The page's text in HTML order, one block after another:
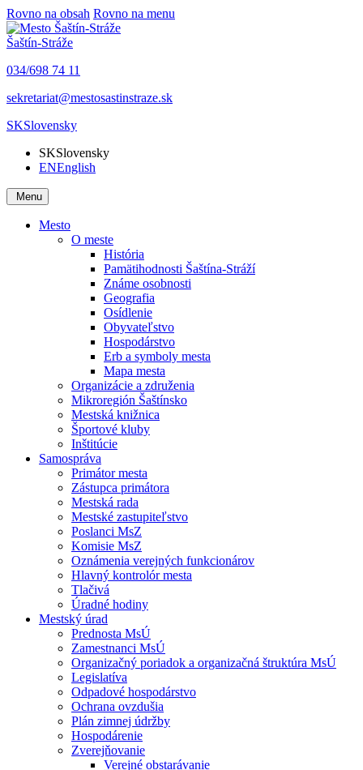
Rovno na obsah Rovno na menu
Šaštín-Stráže
034/698 74 11
sekretariat@mestosastinstraze.sk
SKSlovensky
SKSlovensky
ENEnglish
Menu
Mesto
O meste
História
Pamätihodnosti Šaštína-Stráží
Známe osobnosti
Geografia
Osídlenie
Obyvateľstvo
Hospodárstvo
Erb a symboly mesta
Mapa mesta
Organizácie a združenia
Mikroregión Šaštínsko
Mestská knižnica
Športové kluby
Inštitúcie
Samospráva
Primátor mesta
Zástupca primátora
Mestská rada
Mestské zastupiteľstvo
Poslanci MsZ
Komisie MsZ
Oznámenia verejných funkcionárov
Hlavný kontrolór mesta
Tlačivá
Úradné hodiny
Mestský úrad
Prednosta MsÚ
Zamestnanci MsÚ
Organizačný poriadok a organizačná štruktúra MsÚ
Legislatíva
Odpadové hospodárstvo
Ochrana ovzdušia
Plán zimnej údržby
Hospodárenie
Zverejňovanie
Verejné obstarávanie